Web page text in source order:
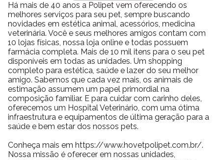
Há mais de 40 anos a Polipet vem oferecendo os
melhores serviços para seu pet, sempre buscando
novidades em estética animal, acessórios, medicina
veterinária. Você e seus melhores amigos contam com
10 lojas físicas, nossa loja online e todas possuem
farmácia completa. Mais de 10 mil itens para o seu pet
disponíveis em todas as unidades. Um shopping
completo para estética, saúde e lazer do seu melhor
amigo. Sabemos que cada vez mais, os animais de
estimação assumem um papel primordial na
composição familiar. E para cuidar com carinho deles,
oferecemos um Hospital Veterinário, com uma ótima
infraestrutura e equipamentos de última geração para a
saúde e bem estar dos nossos pets.
Conheça mais em https://www.hovetpolipet.com.br/.
Nossa missão é oferecer em nossas unidades,